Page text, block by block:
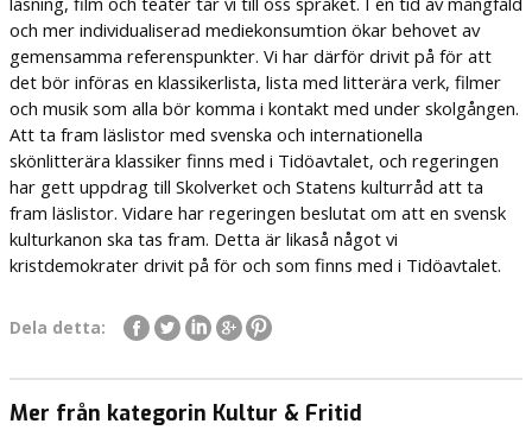
och mer individualiserad mediekonsumtion ökar behovet av
gemensamma referenspunkter. Vi har därför drivit på för att
det bör införas en klassikerlista, lista med litterära verk, filmer
och musik som alla bör komma i kontakt med under skolgången.
Att ta fram läslistor med svenska och internationella
skönlitterära klassiker finns med i Tidöavtalet, och regeringen
har gett uppdrag till Skolverket och Statens kulturråd att ta
fram läslistor. Vidare har regeringen beslutat om att en svensk
kulturkanon ska tas fram. Detta är likaså något vi
kristdemokrater drivit på för och som finns med i Tidöavtalet.
Dela detta:
Mer från kategorin Kultur & Fritid